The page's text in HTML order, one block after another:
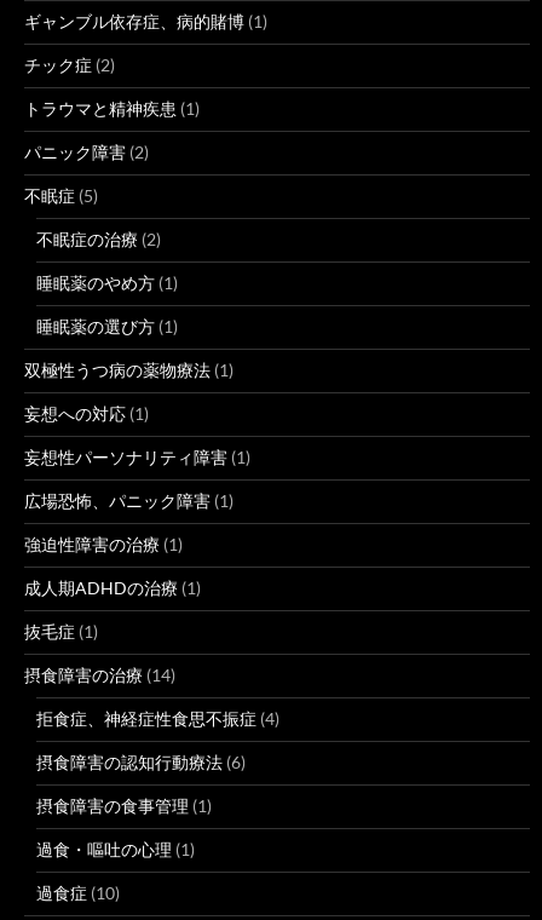
ギャンブル依存症、病的賭博 (1)
チック症 (2)
トラウマと精神疾患 (1)
パニック障害 (2)
不眠症 (5)
不眠症の治療 (2)
睡眠薬のやめ方 (1)
睡眠薬の選び方 (1)
双極性うつ病の薬物療法 (1)
妄想への対応 (1)
妄想性パーソナリティ障害 (1)
広場恐怖、パニック障害 (1)
強迫性障害の治療 (1)
成人期ADHDの治療 (1)
抜毛症 (1)
摂食障害の治療 (14)
拒食症、神経症性食思不振症 (4)
摂食障害の認知行動療法 (6)
摂食障害の食事管理 (1)
過食・嘔吐の心理 (1)
過食症 (10)